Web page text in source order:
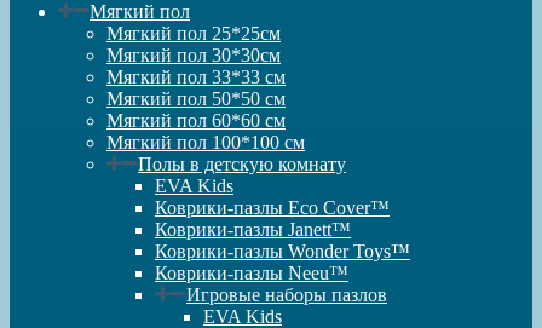
Мягкий пол
Мягкий пол 25*25см
Мягкий пол 30*30см
Мягкий пол 33*33 см
Мягкий пол 50*50 см
Мягкий пол 60*60 см
Мягкий пол 100*100 см
Полы в детскую комнату
EVA Kids
Коврики-пазлы Eco Cover™
Коврики-пазлы Janett™
Коврики-пазлы Wonder Toys™
Коврики-пазлы Neeu™
Игровые наборы пазлов
EVA Kids